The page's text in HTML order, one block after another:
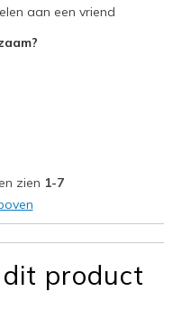
aan een vriend
zien 1-7
product